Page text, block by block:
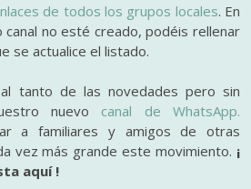
de todos los grupos locales. En
no esté creado, podéis rellenar
se actualice el listado.
tanto de las novedades pero sin
nuevo canal de WhatsApp.
a familiares y amigos de otras
vez más grande este movimiento. ¡
aquí !